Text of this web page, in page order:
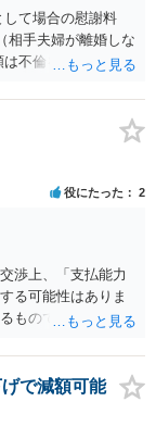
て場合の慰謝料
相手夫婦が離婚しな
不倫をした２名が
ます。 その求償権
万円程度になるこ
） ５年後に離婚す
ないと考えます。
になる弁護士によ
よ。 ご質問に対す
かは別にして、お
てアドバイスを求
だけますと幸いで
役にたった 2
渉上、「支払能力
る可能性はありま
ものではなく、不
れます。 ご記載の
がないのであれ
。他方で、性交渉
様によっては、婚
で減額可能